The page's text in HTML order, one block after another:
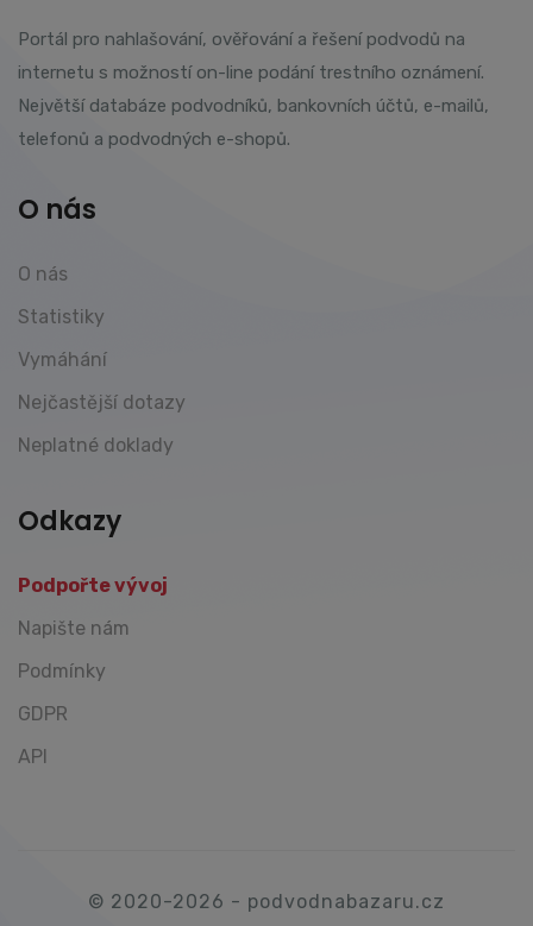
Portál pro nahlašování, ověřování a řešení podvodů na
internetu s možností on-line podání trestního oznámení.
Největší databáze podvodníků, bankovních účtů, e-mailů,
telefonů a podvodných e-shopů.
O nás
O nás
Statistiky
Vymáhání
Nejčastější dotazy
Neplatné doklady
Odkazy
Podpořte vývoj
Napište nám
Podmínky
GDPR
API
© 2020-2026 - podvodnabazaru.cz